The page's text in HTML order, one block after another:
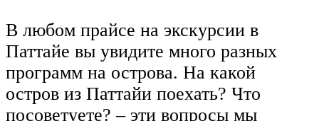
В любом прайсе на экскурсии в
Паттайе вы увидите много разных
программ на острова. На какой
остров из Паттайи поехать? Что
посоветуете? – эти вопросы мы